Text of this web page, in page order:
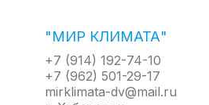
термостату и
системе обнаружения
дизайну и
водонагревателя он
"МИР КЛИМАТА"
+7 (914) 192-74-10
+7 (962) 501-29-17
mirklimata-dv@mail.ru